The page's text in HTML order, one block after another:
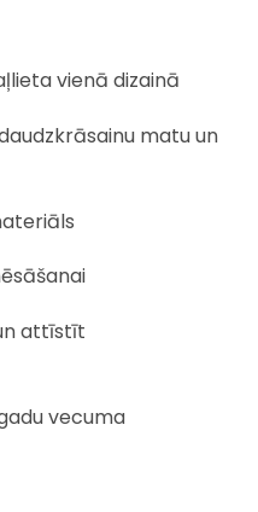
vienā dizainā
matu un
attīstīt
vecuma